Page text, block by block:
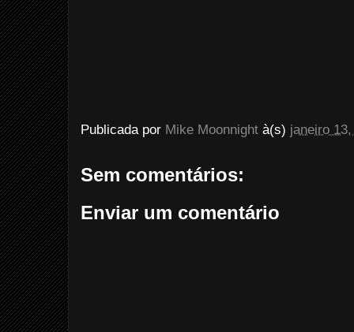
Publicada por Mike Moonnight à(s) janeiro
Sem comentários:
Enviar um comentário